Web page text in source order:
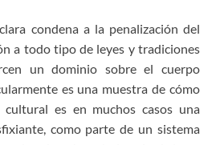
condena a la penalización del
a todo tipo de leyes y tradiciones
un dominio sobre el cuerpo
es una muestra de cómo
es en muchos casos una
como parte de un sistema